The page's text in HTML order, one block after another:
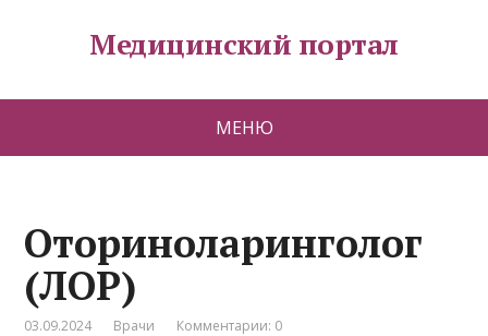
Медицинский портал
МЕНЮ
Оториноларинголог
(ЛОР)
03.09.2024 Врачи Комментарии: 0